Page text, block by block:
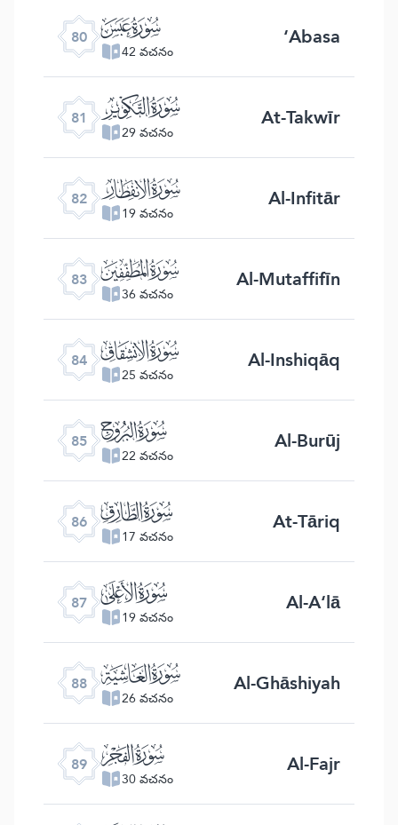
80 ﯽ
42 వచనం ‘Abasa
81 ﯾ
29 వచనం At-Takwīr
82 ﯿ
19 వచనం Al-Infitār
83 ﰀ
36 వచనం Al-Mutaffifīn
84 ﰁ
25 వచనం Al-Inshiqāq
85 ﰂ
22 వచనం Al-Burūj
86 ﰃ
17 వచనం At-Tāriq
87 ﰄ
19 వచనం Al-A‘lā
88 ﰅ
26 వచనం Al-Ghāshiyah
89 ﰆ
30 వచనం Al-Fajr